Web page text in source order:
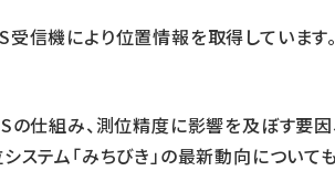
信機により位置情報を取得していま
仕組み、測位精度に影響を及ぼす要因
テム「みちびき」の最新動向について